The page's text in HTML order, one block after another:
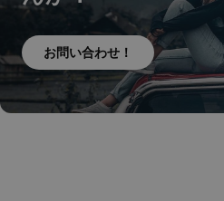
お問い合わせ！